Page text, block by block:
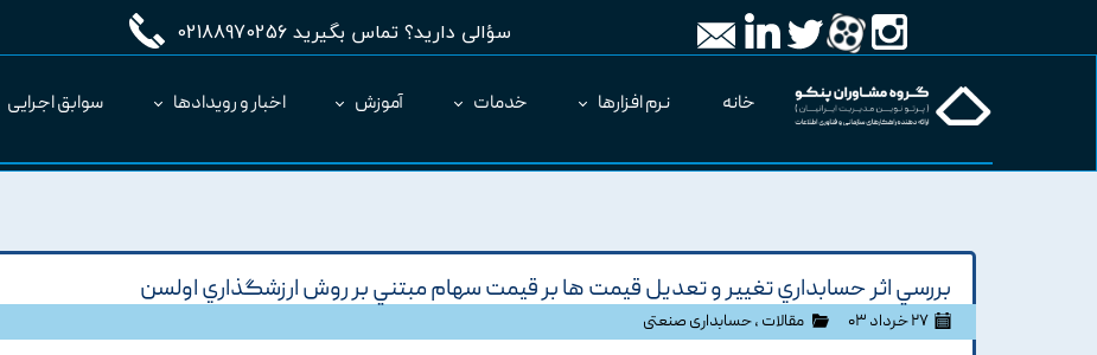
سؤالی دارید؟ تماس بگیرید 02188970256
خانه نرم افزارها خدمات آموزش اخبار و رویدادها سوابق اجرایی
بررسي اثر حسابداري تغيير و تعديل قيمت ها بر قيمت سهام مبتني بر روش ارزشگذاري اولسن
۲۷ خرداد ۰۳ مقالات ،حسابداری صنعتی